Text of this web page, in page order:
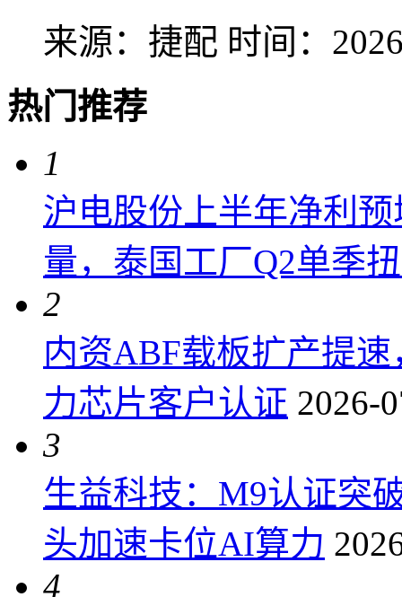
来源：捷配 时间：
热门推荐
1
沪电股份上半年净利
量，泰国工厂Q2单季
2
内资ABF载板扩产提
力芯片客户认证 2026-
3
生益科技：M9认证突
头加速卡位AI算力
4